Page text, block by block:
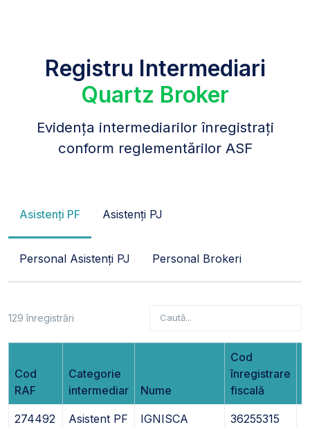
Registru Intermediari
Quartz Broker
Evidența intermediarilor înregistrați
conform reglementărilor ASF
Asistenți PF Asistenți PJ
Personal Asistenți PJ Personal Brokeri
129 înregistrări
Cod
RAF
Categorie
intermediar
Nume
Cod
înregistrare
fiscală
274492 Asistent PF
IGNISCA
36255315